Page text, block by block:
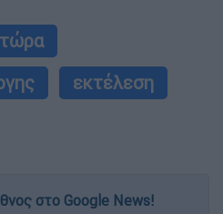
εκτέλεση
στο Google News!